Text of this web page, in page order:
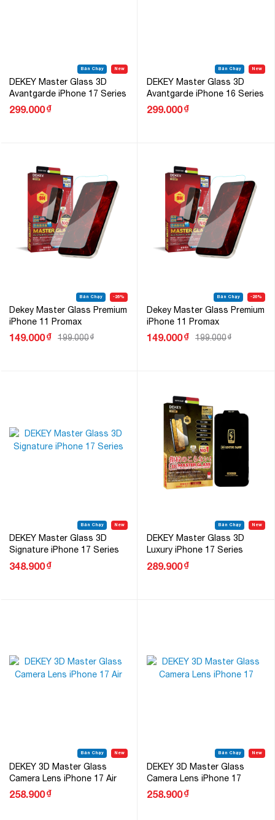
Bán Chạy New
DEKEY Master Glass 3D
Avantgarde iPhone 17 Series
299.000₫
Bán Chạy New
DEKEY Master Glass 3D
Avantgarde iPhone 16 Series
299.000₫
Bán Chạy -26%
Dekey Master Glass Premium
iPhone 11 Promax
149.000₫ 199.000₫
Bán Chạy -26%
Dekey Master Glass Premium
iPhone 11 Promax
149.000₫ 199.000₫
Bán Chạy New
DEKEY Master Glass 3D
Signature iPhone 17 Series
348.900₫
Bán Chạy New
DEKEY Master Glass 3D
Luxury iPhone 17 Series
289.900₫
Bán Chạy New
DEKEY 3D Master Glass
Camera Lens iPhone 17 Air
258.900₫
Bán Chạy New
DEKEY 3D Master Glass
Camera Lens iPhone 17
258.900₫